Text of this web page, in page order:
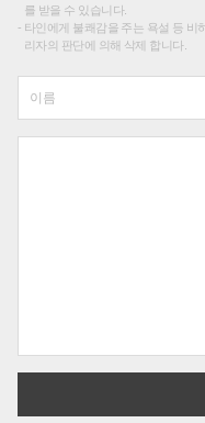
를 받을 수 있습니다.
타인에게 불쾌감을 주는 욕설 등 비
리자의 판단에 의해 삭제 합니다.